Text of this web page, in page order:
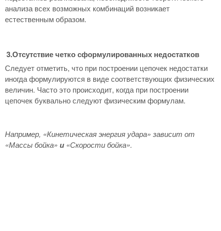
анализа всех возможных комбинаций возникает
естественным образом.
3.Отсутствие четко сформулированных недостатков
Следует отметить, что при построении цепочек недостатки
иногда формулируются в виде соответствующих физических
величин. Часто это происходит, когда при построении
цепочек буквально следуют физическим формулам.
Например, «Кинетическая энергия удара» зависит от
«Массы бойка» и «Скорости бойка».